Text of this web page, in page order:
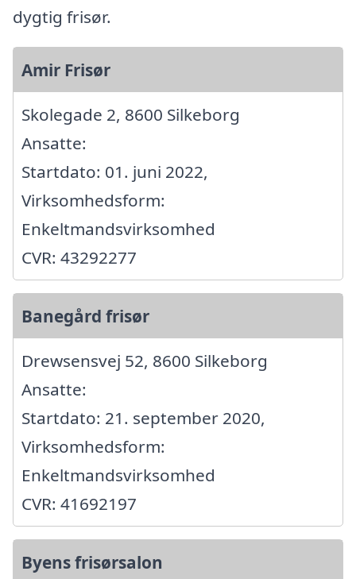
dygtig frisør.
Amir Frisør
Skolegade 2, 8600 Silkeborg
Ansatte:
Startdato: 01. juni 2022,
Virksomhedsform:
Enkeltmandsvirksomhed
CVR: 43292277
Banegård frisør
Drewsensvej 52, 8600 Silkeborg
Ansatte:
Startdato: 21. september 2020,
Virksomhedsform:
Enkeltmandsvirksomhed
CVR: 41692197
Byens frisørsalon